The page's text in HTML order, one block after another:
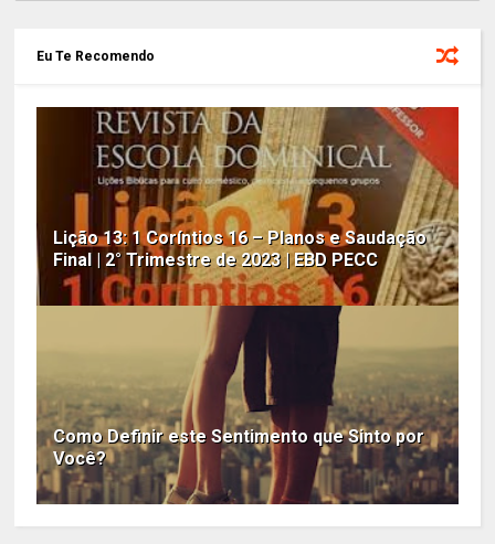
Eu Te Recomendo
Lição 13: 1 Coríntios 16 – Planos e Saudação
Final | 2° Trimestre de 2023 | EBD PECC
Como Definir este Sentimento que Sinto por
Você?